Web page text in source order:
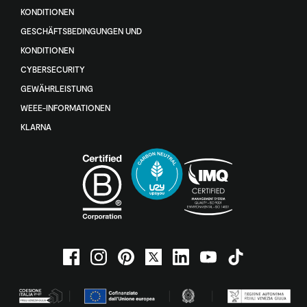
KONDITIONEN
GESCHÄFTSBEDINGUNGEN UND
KONDITIONEN
CYBERSECURITY
GEWÄHRLEISTUNG
WEEE-INFORMATIONEN
KLARNA